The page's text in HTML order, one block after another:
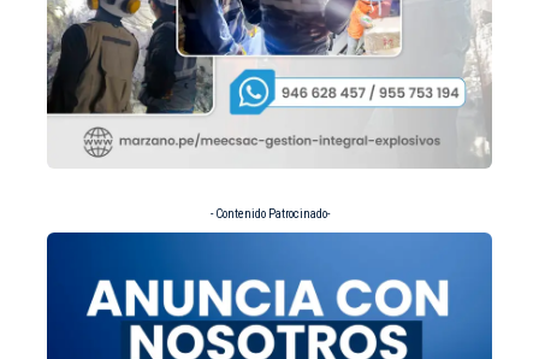
- Contenido Patrocinado-